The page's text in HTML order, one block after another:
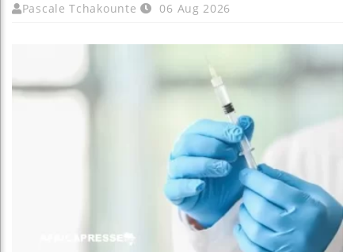
Pascale Tchakounte 06 Aug 2026